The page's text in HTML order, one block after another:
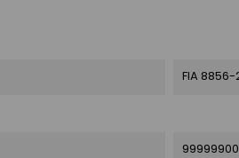
FIA 8856-